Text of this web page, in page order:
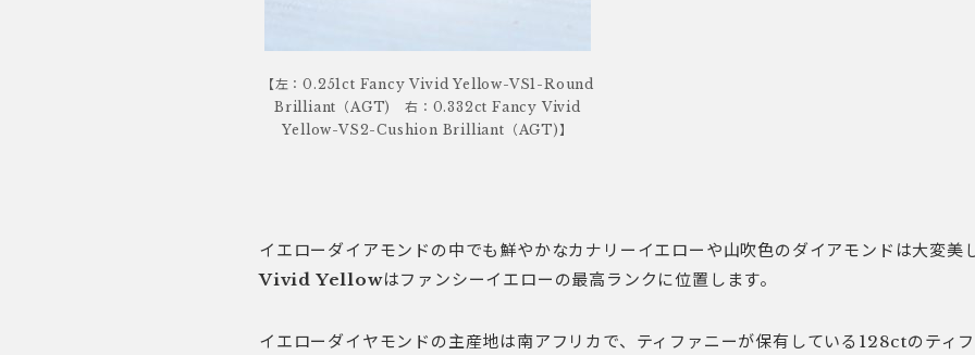
【左：0.251ct Fancy Vivid Yellow-VS1-Round
Brilliant（AGT) 右：0.332ct Fancy Vivid
Yellow-VS2-Cushion Brilliant（AGT)】
イエローダイアモンドの中でも鮮やかなカナリーイエローや山吹色のダイアモンドは大変美
Vivid Yellowはファンシーイエローの最高ランクに位置します。
イエローダイヤモンドの主産地は南アフリカで、ティファニーが保有している128ctのティ